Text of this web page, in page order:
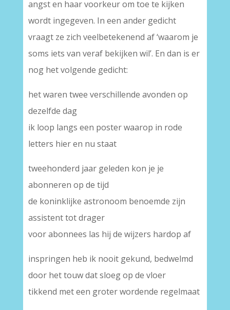
angst en haar voorkeur om toe te kijken
wordt ingegeven. In een ander gedicht
vraagt ze zich veelbetekenend af ‘waarom je
soms iets van veraf bekijken wil’. En dan is er
nog het volgende gedicht:
het waren twee verschillende avonden op
dezelfde dag
ik loop langs een poster waarop in rode
letters hier en nu staat
tweehonderd jaar geleden kon je je
abonneren op de tijd
de koninklijke astronoom benoemde zijn
assistent tot drager
voor abonnees las hij de wijzers hardop af
inspringen heb ik nooit gekund, bedwelmd
door het touw dat sloeg op de vloer
tikkend met een groter wordende regelmaat